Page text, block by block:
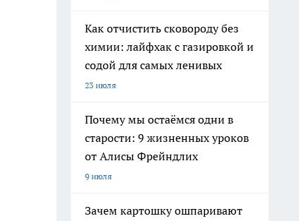
Как отчистить сковороду без
химии: лайфхак с газировкой и
содой для самых ленивых
23 июля
Почему мы остаёмся одни в
старости: 9 жизненных уроков
от Алисы Фрейндлих
9 июля
Зачем картошку ошпаривают